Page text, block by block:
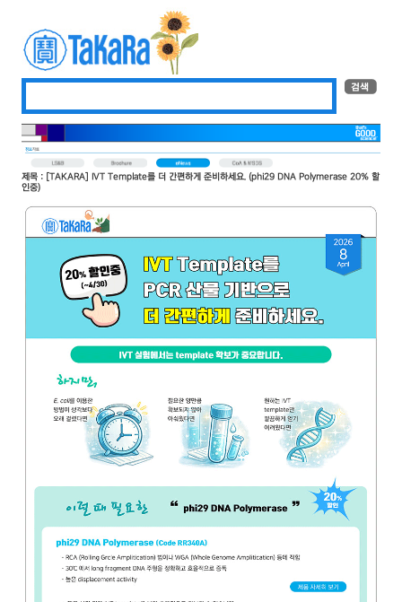
제목 : [TAKARA] IVT Template를 더 간편하게 준비하세요. (phi29 DNA Polymerase 20% 할
인중)